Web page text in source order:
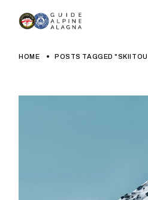
HOME POSTS TAGGED